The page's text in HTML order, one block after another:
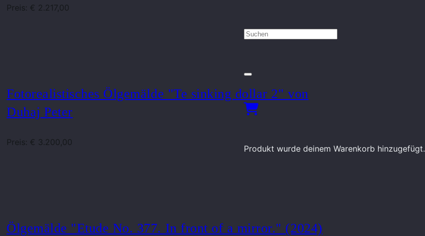
Produkt wurde deinem Warenkorb hinzugefügt.
Preis: € 2.217,00
Fotorealistisches Ölgemälde "Te sinking dollar 2" von
Duhaj Peter
Preis: € 3.200,00
Ölgemälde "Etude No. 377. In front of a mirror." (2024)